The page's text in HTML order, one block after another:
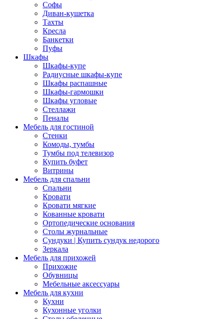
Софы
Диван-кушетка
Тахты
Кресла
Банкетки
Пуфы
Шкафы
Шкафы-купе
Радиусные шкафы-купе
Шкафы распашные
Шкафы-гармошки
Шкафы угловые
Стеллажи
Пеналы
Мебель для гостиной
Стенки
Комоды, тумбы
Тумбы под телевизор
Купить буфет
Витрины
Мебель для спальни
Спальни
Кровати
Кровати мягкие
Кованные кровати
Ортопедические основания
Столы журнальные
Сундуки | Купить сундук недорого
Зеркала
Мебель для прихожей
Прихожие
Обувницы
Мебельные аксессуары
Мебель для кухни
Кухни
Кухонные уголки